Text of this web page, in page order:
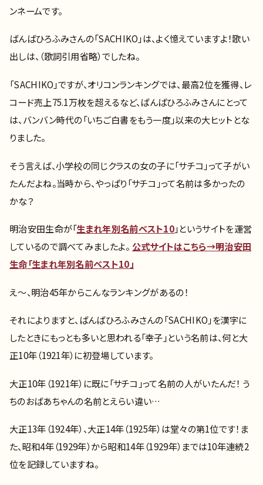
ンネームです。
ばんばひろふみさんの「SACHIKO」は、よく憶えていますよ！歌い
出しは、（歌詞引用省略）でしたね。
「SACHIKO」ですが、オリコンランキングでは、最高2位を獲得、レ
コード売上75.1万枚を超えるなど、ばんばひろふみさんにとって
は、バンバン時代の「いちご白書をもう一度」以来の大ヒットとな
りました。
そう言えば、小学校の同じクラスの女の子に「サチコ」って子がい
たんだよね。当時から、やっぱり「サチコ」って名前は多かったの
かな？
明治安田生命が「生まれ年別名前ベスト10」というサイトを運営
しているので調べてみましたよ。 公式サイトはこちら→明治安田
生命「生まれ年別名前ベスト10」
え～、明治45年からこんなランキングがあるの！
それによりますと、ばんばひろふみさんの「SACHIKO」を漢字に
したときにもっとも多いと思われる「幸子」という名前は、何と大
正10年（1921年）に初登場しています。
大正10年（1921年）に既に「サチコ」って名前の人がいたんだ！ う
ちのおばあちゃんの名前とえらい違い…
大正13年（1924年）、大正14年（1925年）は堂々の第1位です！ま
た、昭和4年（1929年）から昭和14年（1929年）までは10年連続2
位を記録していますね。